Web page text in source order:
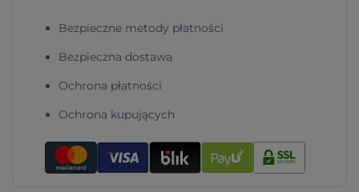
Bezpieczne metody płatności
Bezpieczna dostawa
Ochrona płatności
Ochrona kupujących